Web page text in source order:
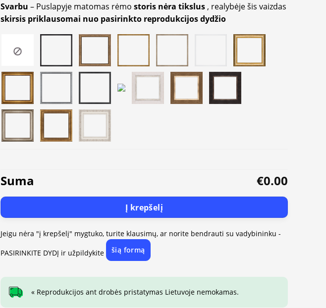
Svarbu – Puslapyje matomas rėmo storis nėra tikslus , realybėje šis vaizdas
skirsis priklausomai nuo pasirinkto reprodukcijos dydžio
Suma €0.00
Į krepšelį
Jeigu nėra "į krepšelį" mygtuko, turite klausimų, ar norite bendrauti su vadybininku -
PASIRINKITE DYDĮ ir užpildykite šią formą
« Reprodukcijos ant drobės pristatymas Lietuvoje nemokamas.